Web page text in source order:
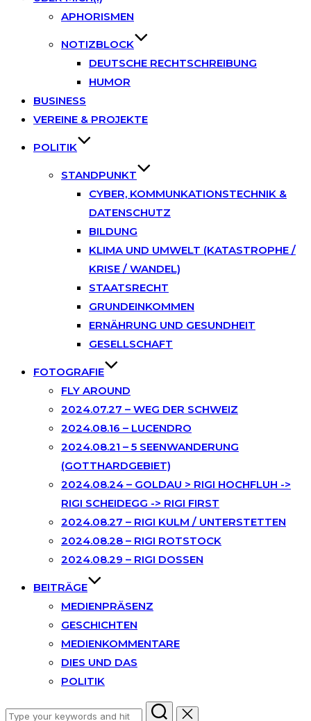
APHORISMEN
NOTIZBLOCK
DEUTSCHE RECHTSCHREIBUNG
HUMOR
BUSINESS
VEREINE & PROJEKTE
POLITIK
STANDPUNKT
CYBER, KOMMUNKATIONSTECHNIK &
DATENSCHUTZ
BILDUNG
KLIMA UND UMWELT (KATASTROPHE /
KRISE / WANDEL)
STAATSRECHT
GRUNDEINKOMMEN
ERNÄHRUNG UND GESUNDHEIT
GESELLSCHAFT
FOTOGRAFIE
FLY AROUND
2024.07.27 – WEG DER SCHWEIZ
2024.08.16 – LUCENDRO
2024.08.21 – 5 SEENWANDERUNG
(GOTTHARDGEBIET)
2024.08.24 – GOLDAU > RIGI HOCHFLUH ->
RIGI SCHEIDEGG -> RIGI FIRST
2024.08.27 – RIGI KULM / UNTERSTETTEN
2024.08.28 – RIGI ROTSTOCK
2024.08.29 – RIGI DOSSEN
BEITRÄGE
MEDIENPRÄSENZ
GESCHICHTEN
MEDIENKOMMENTARE
DIES UND DAS
POLITIK
Search